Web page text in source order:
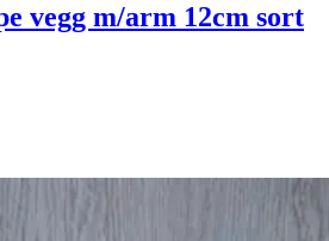
vegg m/arm 12cm sort